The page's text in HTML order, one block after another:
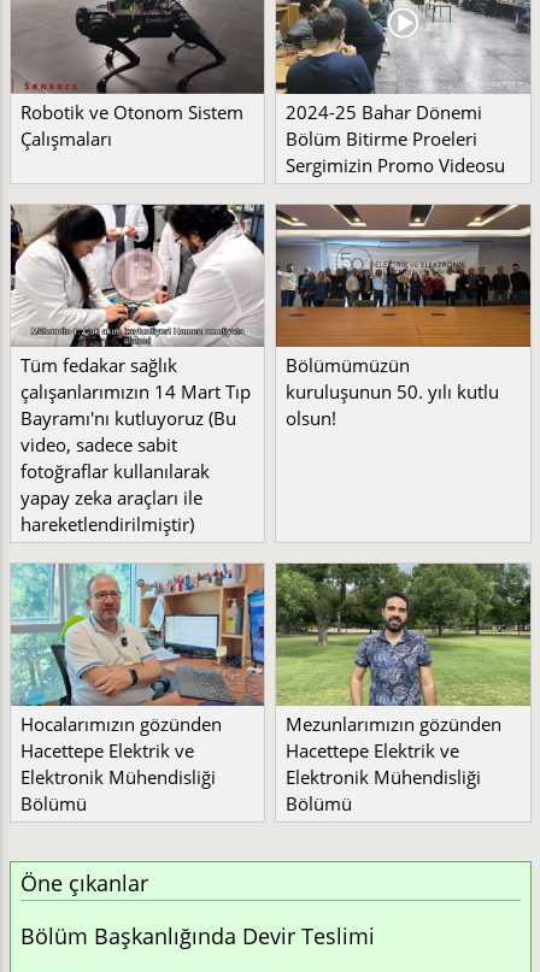
Robotik ve Otonom Sistem
Çalışmaları
2024-25 Bahar Dönemi
Bölüm Bitirme Proeleri
Sergimizin Promo Videosu
Tüm fedakar sağlık
çalışanlarımızın 14 Mart Tıp
Bayramı'nı kutluyoruz (Bu
video, sadece sabit
fotoğraflar kullanılarak
yapay zeka araçları ile
hareketlendirilmiştir)
Bölümümüzün
kuruluşunun 50. yılı kutlu
olsun!
Hocalarımızın gözünden
Hacettepe Elektrik ve
Elektronik Mühendisliği
Bölümü
Mezunlarımızın gözünden
Hacettepe Elektrik ve
Elektronik Mühendisliği
Bölümü
Öne çıkanlar
Bölüm Başkanlığında Devir Teslimi